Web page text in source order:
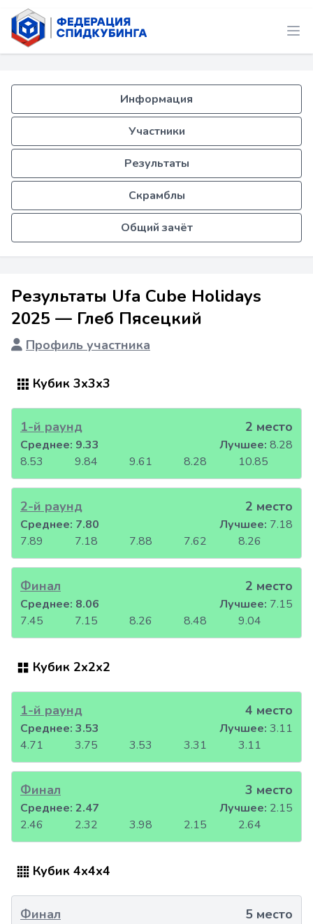
Информация
Участники
Результаты
Скрамблы
Общий зачёт
Результаты Ufa Cube Holidays
2025 — Глеб Пясецкий
Профиль участника
Кубик 3x3x3
1-й раунд 2 место
8.53 9.84 9.61 8.28 10.85
Среднее: 9.33 Лучшее: 8.28
2-й раунд 2 место
7.89 7.18 7.88 7.62 8.26
Среднее: 7.80 Лучшее: 7.18
Финал 2 место
7.45 7.15 8.26 8.48 9.04
Среднее: 8.06 Лучшее: 7.15
Кубик 2x2x2
1-й раунд 4 место
4.71 3.75 3.53 3.31 3.11
Среднее: 3.53 Лучшее: 3.11
Финал 3 место
2.46 2.32 3.98 2.15 2.64
Среднее: 2.47 Лучшее: 2.15
Кубик 4x4x4
Финал 5 место